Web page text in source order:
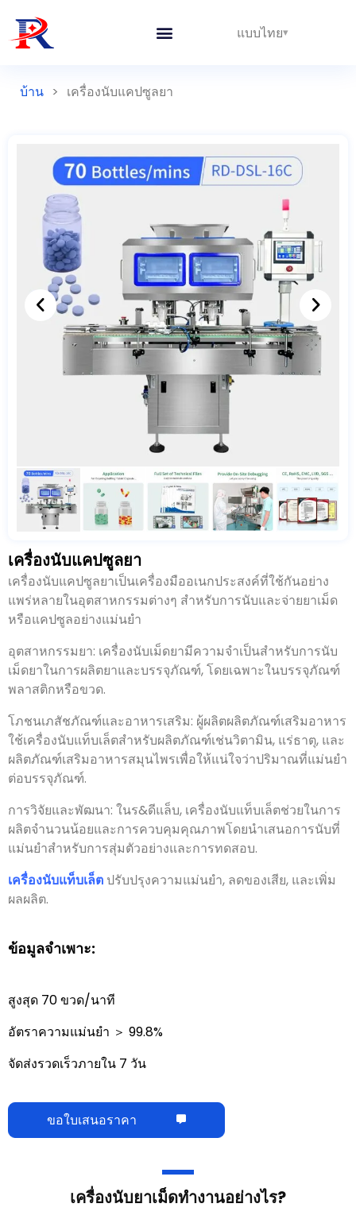
แบบไทย
บ้าน > เครื่องนับแคปซูลยา
เครื่องนับแคปซูลยา
เครื่องนับแคปซูลยาเป็นเครื่องมืออเนกประสงค์ที่ใช้กันอย่าง
แพร่หลายในอุตสาหกรรมต่างๆ สำหรับการนับและจ่ายยาเม็ด
หรือแคปซูลอย่างแม่นยำ
อุตสาหกรรมยา: เครื่องนับเม็ดยามีความจำเป็นสำหรับการนับ
เม็ดยาในการผลิตยาและบรรจุภัณฑ์, โดยเฉพาะในบรรจุภัณฑ์
พลาสติกหรือขวด.
โภชนเภสัชภัณฑ์และอาหารเสริม: ผู้ผลิตผลิตภัณฑ์เสริมอาหาร
ใช้เครื่องนับแท็บเล็ตสำหรับผลิตภัณฑ์เช่นวิตามิน, แร่ธาตุ, และ
ผลิตภัณฑ์เสริมอาหารสมุนไพรเพื่อให้แน่ใจว่าปริมาณที่แม่นยำ
ต่อบรรจุภัณฑ์.
การวิจัยและพัฒนา: ในร&ดีแล็บ, เครื่องนับแท็บเล็ตช่วยในการ
ผลิตจำนวนน้อยและการควบคุมคุณภาพโดยนำเสนอการนับที่
แม่นยำสำหรับการสุ่มตัวอย่างและการทดสอบ.
เครื่องนับแท็บเล็ต ปรับปรุงความแม่นยำ, ลดของเสีย, และเพิ่ม
ผลผลิต.
ข้อมูลจำเพาะ:
สูงสุด 70 ขวด/นาที
อัตราความแม่นยำ ＞ 99.8%
จัดส่งรวดเร็วภายใน 7 วัน
ขอใบเสนอราคา
เครื่องนับยาเม็ดทำงานอย่างไร?